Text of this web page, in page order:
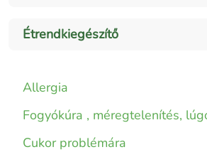
Étrendkiegészítő
Allergia
Fogyókúra , méregtelenítés,
Cukor problémára